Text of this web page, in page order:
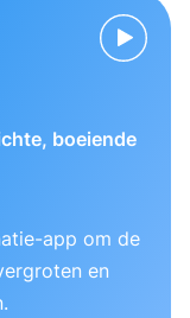
boeiende
app om de
en